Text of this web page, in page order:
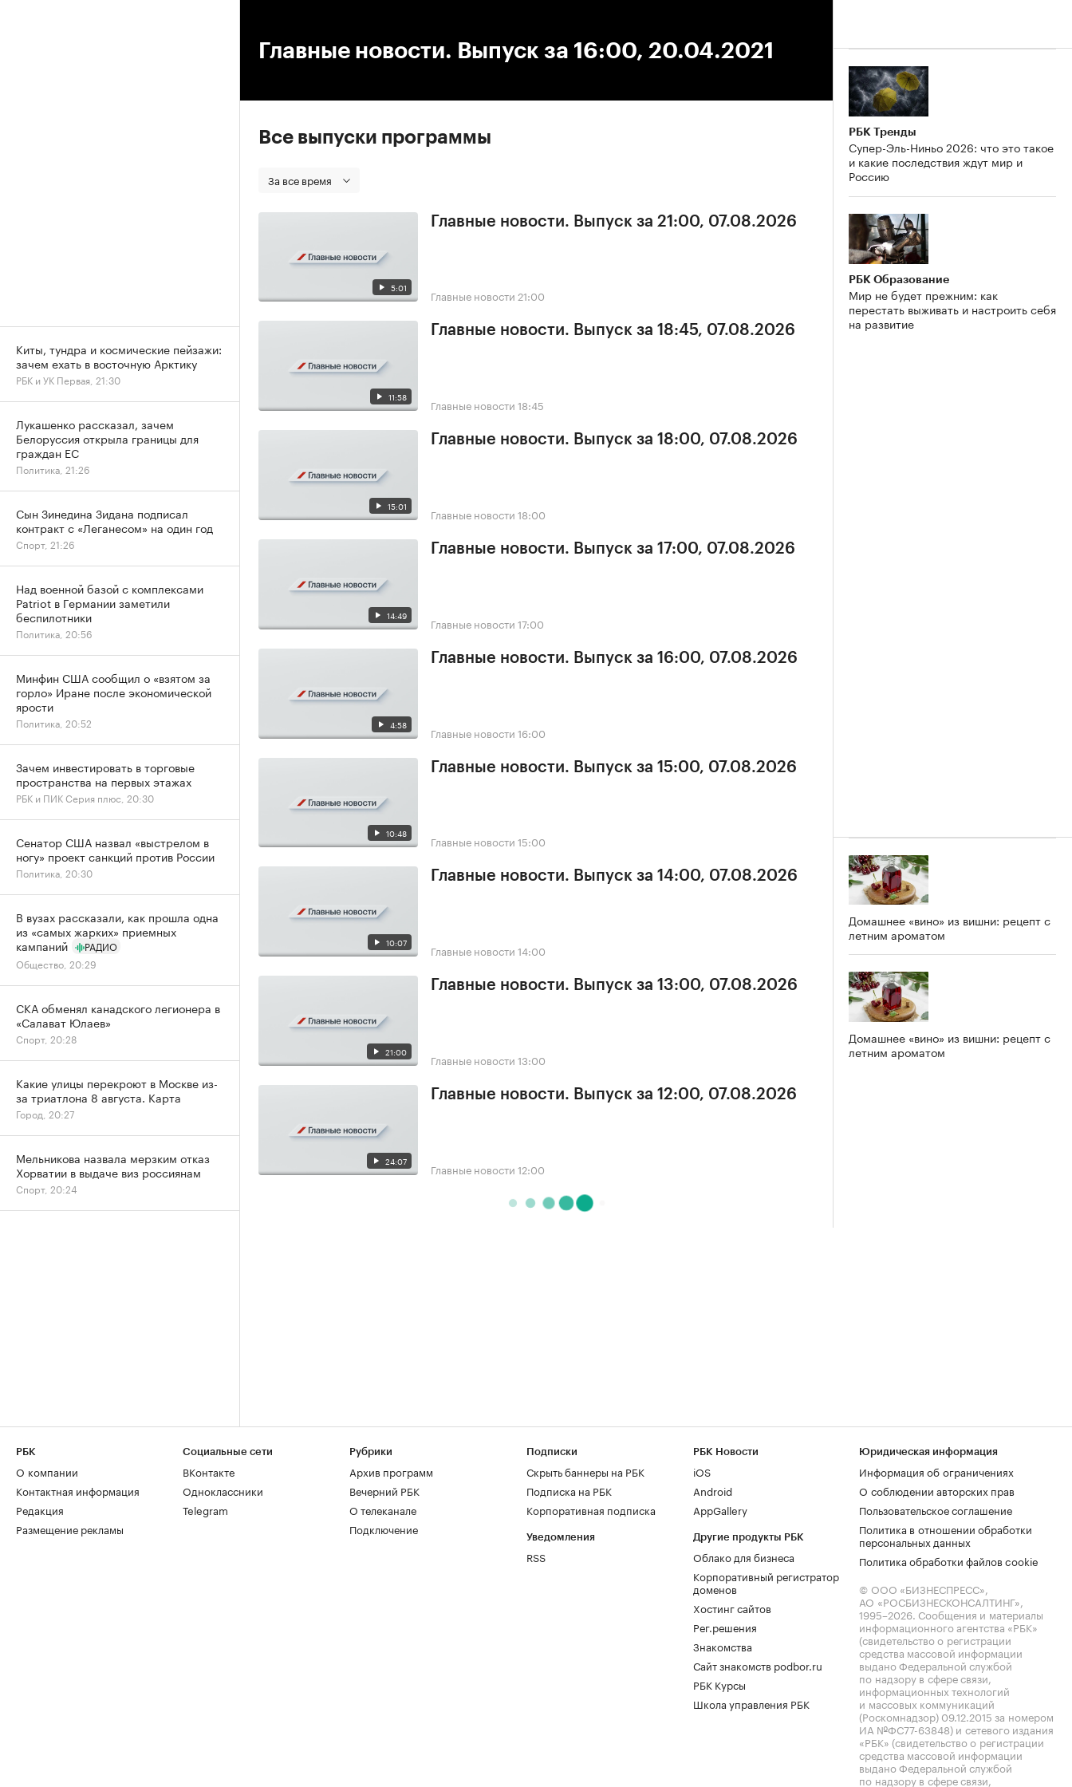
Главные новости. Выпуск за 16:00, 20.04.2021
Все выпуски программы
За все время
5:01
Главные новости. Выпуск за 21:00, 07.08.2026
Главные новости 21:00
11:58
Главные новости. Выпуск за 18:45, 07.08.2026
Главные новости 18:45
15:01
Главные новости. Выпуск за 18:00, 07.08.2026
Главные новости 18:00
14:49
Главные новости. Выпуск за 17:00, 07.08.2026
Главные новости 17:00
4:58
Главные новости. Выпуск за 16:00, 07.08.2026
Главные новости 16:00
10:48
Главные новости. Выпуск за 15:00, 07.08.2026
Главные новости 15:00
10:07
Главные новости. Выпуск за 14:00, 07.08.2026
Главные новости 14:00
21:00
Главные новости. Выпуск за 13:00, 07.08.2026
Главные новости 13:00
24:07
Главные новости. Выпуск за 12:00, 07.08.2026
Главные новости 12:00
РБК Тренды
Супер-Эль-Ниньо 2026: что это такое
и какие последствия ждут мир и
Россию
РБК Образование
Мир не будет прежним: как
перестать выживать и настроить себя
на развитие
Домашнее «вино» из вишни: рецепт с
летним ароматом
Домашнее «вино» из вишни: рецепт с
летним ароматом
Киты, тундра и космические пейзажи:
зачем ехать в восточную Арктику
РБК и УК Первая, 21:30
Лукашенко рассказал, зачем
Белоруссия открыла границы для
граждан ЕС
Политика, 21:26
Сын Зинедина Зидана подписал
контракт с «Леганесом» на один год
Спорт, 21:26
Над военной базой с комплексами
Patriot в Германии заметили
беспилотники
Политика, 20:56
Минфин США сообщил о «взятом за
горло» Иране после экономической
ярости
Политика, 20:52
Зачем инвестировать в торговые
пространства на первых этажах
РБК и ПИК Серия плюс, 20:30
Сенатор США назвал «выстрелом в
ногу» проект санкций против России
Политика, 20:30
В вузах рассказали, как прошла одна
из «самых жарких» приемных
кампаний
РАДИО
Общество, 20:29
СКА обменял канадского легионера в
«Салават Юлаев»
Спорт, 20:28
Какие улицы перекроют в Москве из-
за триатлона 8 августа. Карта
Город, 20:27
Мельникова назвала мерзким отказ
Хорватии в выдаче виз россиянам
Спорт, 20:24
РБК
О компании
Контактная информация
Редакция
Размещение рекламы
Социальные сети
ВКонтакте
Одноклассники
Telegram
Рубрики
Архив программ
Вечерний РБК
О телеканале
Подключение
Подписки
Скрыть баннеры на РБК
Подписка на РБК
Корпоративная подписка
Уведомления
RSS
РБК Новости
iOS
Android
AppGallery
Другие продукты РБК
Облако для бизнеса
Корпоративный регистратор
доменов
Хостинг сайтов
Рег.решения
Знакомства
Сайт знакомств podbor.ru
РБК Курсы
Школа управления РБК
Юридическая информация
Информация об ограничениях
О соблюдении авторских прав
Пользовательское соглашение
Политика в отношении обработки
персональных данных
Политика обработки файлов cookie
© ООО «БИЗНЕСПРЕСС»,
АО «РОСБИЗНЕСКОНСАЛТИНГ»,
1995–2026. Сообщения и материалы
информационного агентства «РБК»
(свидетельство о регистрации
средства массовой информации
выдано Федеральной службой
по надзору в сфере связи,
информационных технологий
и массовых коммуникаций
(Роскомнадзор) 09.12.2015 за номером
ИА №ФС77-63848) и сетевого издания
«РБК» (свидетельство о регистрации
средства массовой информации
выдано Федеральной службой
по надзору в сфере связи,